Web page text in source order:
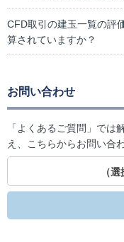
CFD取引の建玉一覧の評
算されていますか？
お問い合わせ
「よくあるご質問」では
え、こちらからお問い合
（